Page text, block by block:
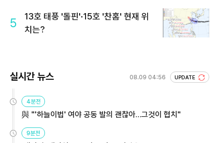
5
13호 태풍 '돌핀'·15호 '찬홈' 현재 위
치는?
실시간 뉴스 08.09 04:56 UPDATE
4분전
與 "'하늘이법' 여야 공동 발의 괜찮아…그것이 협치"
9분전